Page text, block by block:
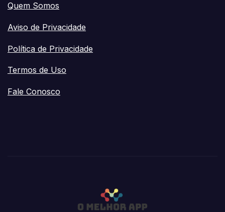
Quem Somos
Aviso de Privacidade
Política de Privacidade
Termos de Uso
Fale Conosco